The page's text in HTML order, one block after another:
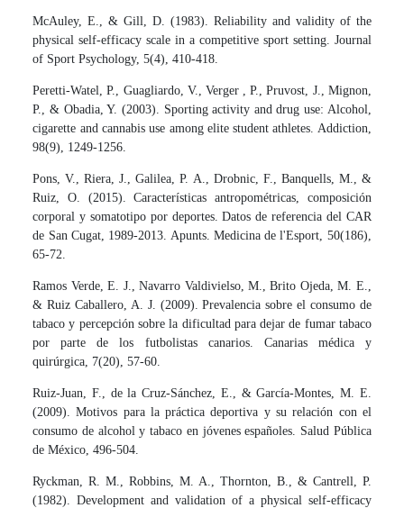
McAuley, E., & Gill, D. (1983). Reliability and validity of the
physical self-efficacy scale in a competitive sport setting. Journal
of Sport Psychology, 5(4), 410-418.
Peretti‐Watel, P., Guagliardo, V., Verger , P., Pruvost, J., Mignon,
P., & Obadia, Y. (2003). Sporting activity and drug use: Alcohol,
cigarette and cannabis use among elite student athletes. Addiction,
98(9), 1249-1256.
Pons, V., Riera, J., Galilea, P. A., Drobnic, F., Banquells, M., &
Ruiz, O. (2015). Características antropométricas, composición
corporal y somatotipo por deportes. Datos de referencia del CAR
de San Cugat, 1989-2013. Apunts. Medicina de l'Esport, 50(186),
65-72.
Ramos Verde, E. J., Navarro Valdivielso, M., Brito Ojeda, M. E.,
& Ruiz Caballero, A. J. (2009). Prevalencia sobre el consumo de
tabaco y percepción sobre la dificultad para dejar de fumar tabaco
por parte de los futbolistas canarios. Canarias médica y
quirúrgica, 7(20), 57-60.
Ruiz-Juan, F., de la Cruz-Sánchez, E., & García-Montes, M. E.
(2009). Motivos para la práctica deportiva y su relación con el
consumo de alcohol y tabaco en jóvenes españoles. Salud Pública
de México, 496-504.
Ryckman, R. M., Robbins, M. A., Thornton, B., & Cantrell, P.
(1982). Development and validation of a physical self-efficacy